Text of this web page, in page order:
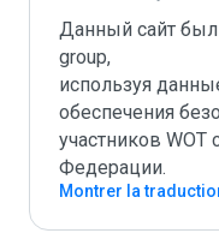
Данный сайт был
group,
используя
обеспечения
участников
Федерации.
Montrer la